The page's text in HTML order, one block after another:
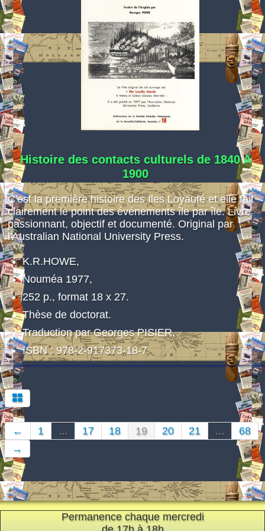
Espace réservé
Histoire des contacts culturels de 1840 A
1900
C'est la première histoire des Iles Loyauté et elle fait
clairement le point des événements île par île. Livre
passionnant, objectif et documenté. Original par
l'Australian National University Press.
K.R.HOWE,
Nouméa 1977,
252 p., format 18 x 27.
Thèse de doctorat.
Traduction par Georges PISIER,
ISBN : 978-2-917373-18-7
← 1 ... 17 18 19 20 21 ...
68
→
Permanence chaque mercredi